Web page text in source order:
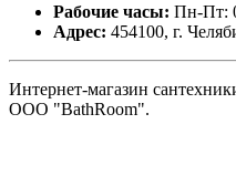
Рабочие часы: Пн-Пт:
Адрес: 454100, г.
Интернет-магазин
ООО "BathRoom".